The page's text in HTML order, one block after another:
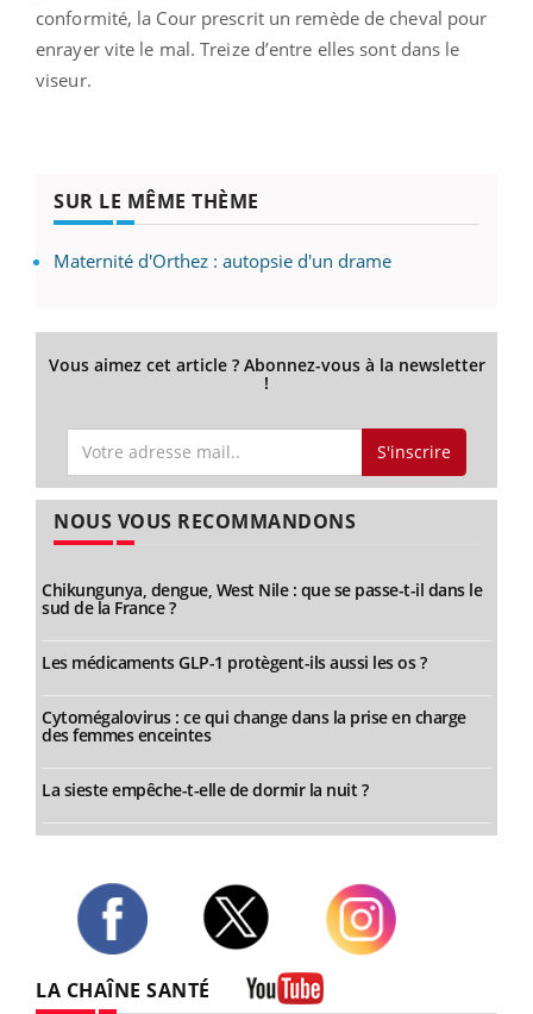
conformité, la Cour prescrit un remède de cheval pour
enrayer vite le mal. Treize d’entre elles sont dans le
viseur.
SUR LE MÊME THÈME
Maternité d'Orthez : autopsie d'un drame
Vous aimez cet article ? Abonnez-vous à la newsletter
!
S'inscrire
NOUS VOUS RECOMMANDONS
Chikungunya, dengue, West Nile : que se passe-t-il dans le
sud de la France ?
Les médicaments GLP-1 protègent-ils aussi les os ?
Cytomégalovirus : ce qui change dans la prise en charge
des femmes enceintes
La sieste empêche-t-elle de dormir la nuit ?
LA CHAÎNE SANTÉ